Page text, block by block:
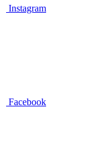
Instagram
Facebook